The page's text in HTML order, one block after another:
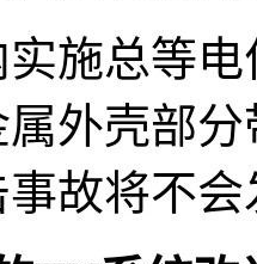
施总等
外壳部
事故将不